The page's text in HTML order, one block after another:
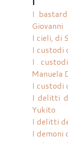
I
Giovanni
I cieli, di
I custodi
I
Manuela
I custodi
I delitti
Yukito
I delitti
I demoni